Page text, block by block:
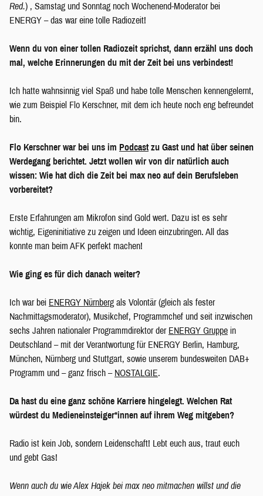
Red.) , Samstag und Sonntag noch Wochenend-Moderator bei
ENERGY – das war eine tolle Radiozeit!
Wenn du von einer tollen Radiozeit sprichst, dann erzähl uns doch
mal, welche Erinnerungen du mit der Zeit bei uns verbindest!
Ich hatte wahnsinnig viel Spaß und habe tolle Menschen kennengelernt,
wie zum Beispiel Flo Kerschner, mit dem ich heute noch eng befreundet
bin.
Flo Kerschner war bei uns im Podcastzu Gast und hat über seinen
Werdegang berichtet. Jetzt wollen wir von dir natürlich auch
wissen: Wie hat dich die Zeit bei max neo auf dein Berufsleben
vorbereitet?
Erste Erfahrungen am Mikrofon sind Gold wert. Dazu ist es sehr
wichtig, Eigeninitiative zu zeigen und Ideen einzubringen. All das
konnte man beim AFK perfekt machen!
Wie ging es für dich danach weiter?
Ich war bei ENERGY Nürnberg als Volontär (gleich als fester
Nachmittagsmoderator), Musikchef, Programmchef und seit inzwischen
sechs Jahren nationaler Programmdirektor der ENERGY Gruppe in
Deutschland – mit der Verantwortung für ENERGY Berlin, Hamburg,
München, Nürnberg und Stuttgart, sowie unserem bundesweiten DAB+
Programm und – ganz frisch – NOSTALGIE.
Da hast du eine ganz schöne Karriere hingelegt. Welchen Rat
würdest du Medieneinsteiger*innen auf ihrem Weg mitgeben?
Radio ist kein Job, sondern Leidenschaft! Lebt euch aus, traut euch
und gebt Gas!
Wenn auch du wie Alex Hajek bei max neo mitmachen willst und die